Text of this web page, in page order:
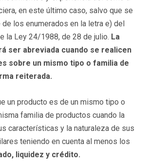
en este último caso, salvo que se
los enumerados en la letra e) del
la Ley 24/1988, de 28 de julio. La
ser abreviada cuando se realicen
sobre un mismo tipo o familia de
reiterada.
un producto es de un mismo tipo o
familia de productos cuando la
características y la naturaleza de sus
teniendo en cuenta al menos los
liquidez y crédito.